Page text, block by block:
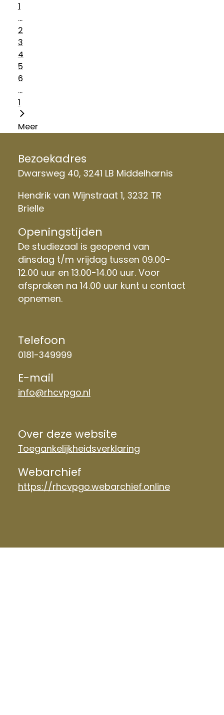
1
...
2
3
4
5
6
...
1
Meer
Bezoekadres
Dwarsweg 40, 3241 LB Middelharnis
Hendrik van Wijnstraat 1, 3232 TR
Brielle
Openingstijden
De studiezaal is geopend van
dinsdag t/m vrijdag tussen 09.00-
12.00 uur en 13.00-14.00 uur. Voor
afspraken na 14.00 uur kunt u contact
opnemen.
Telefoon
0181-349999
E-mail
info@rhcvpgo.nl
Over deze website
Toegankelijkheidsverklaring
Webarchief
https://rhcvpgo.webarchief.online